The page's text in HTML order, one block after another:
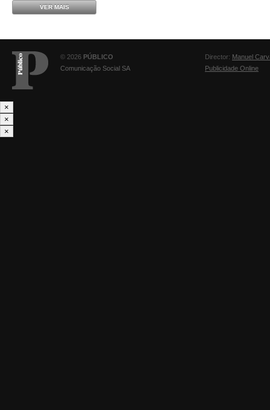
VER MAIS
© 2026 PÚBLICO
Comunicação Social SA
Director: Manuel
Publicidade Online
×
×
×